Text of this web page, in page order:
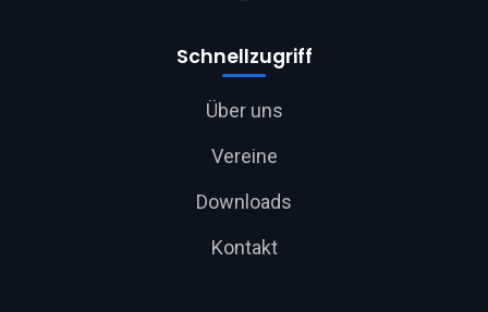
Schnellzugriff
Über uns
Vereine
Downloads
Kontakt